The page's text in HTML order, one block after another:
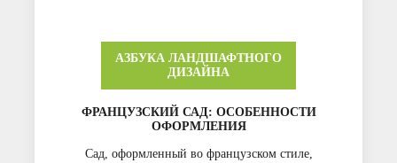
АЗБУКА ЛАНДШАФТНОГО
ДИЗАЙНА
ФРАНЦУЗСКИЙ САД: ОСОБЕННОСТИ
ОФОРМЛЕНИЯ
Сад, оформленный во французском стиле,